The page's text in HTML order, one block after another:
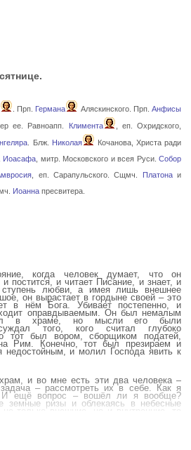
. Прп. Германа Аляскинского. Прп.Анфисы
ее. Равноапп.
Климента
, еп. Охридского,
. Блж. Николая
Кочанова, Христа ради
Иоасафа , митр. Московского и всея Руси.Собор
, еп. Сарапульского. Сщмч. Платонаи
Иоаннапресвитера.
когда человек думает, что он
постится, и читает Писание, и знает, и
любви, а имея лишь внешнее
он вырастает в гордыне своей – это
в нём Бога. Убивает постепенно, и
оправдываемым. Он был немалым
в храме, но мысли его были
того, кого считал глубоко
тот был вором, сборщиком податей,
Рим. Конечно, тот был презираем и
недостойным, и молил Господа явить к
и во мне есть эти два человека –
– рассмотреть их в себе. Как я
И ещё вопрос – вошёл ли я вообще?
земные ризы и облекаясь в небесные
только внешние, но и внутренние, то